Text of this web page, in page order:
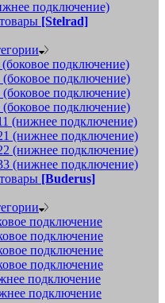
подключение)
[Stelrad]
подключение)
подключение)
подключение)
подключение)
(нижнее подключение)
(нижнее подключение)
(нижнее подключение)
(нижнее подключение)
[Buderus]
подключение
подключение
подключение
подключение
подключение
подключение